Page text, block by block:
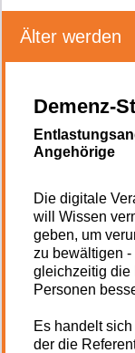
Älter werden
Demenz-
Angehörige
Die digitale
will Wissen
geben, um
zu bewältigen -
gleichzeitig die
Personen
Es handelt
der die